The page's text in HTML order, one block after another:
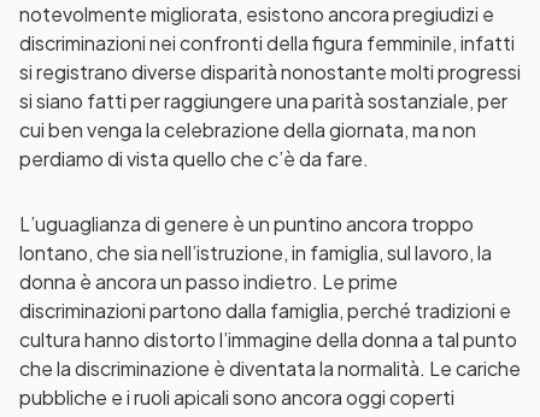
notevolmente migliorata, esistono ancora pregiudizi e
discriminazioni nei confronti della figura femminile, infatti
si registrano diverse disparità nonostante molti progressi
si siano fatti per raggiungere una parità sostanziale, per
cui ben venga la celebrazione della giornata, ma non
perdiamo di vista quello che c’è da fare.
L’uguaglianza di genere è un puntino ancora troppo
lontano, che sia nell’istruzione, in famiglia, sul lavoro, la
donna è ancora un passo indietro. Le prime
discriminazioni partono dalla famiglia, perché tradizioni e
cultura hanno distorto l’immagine della donna a tal punto
che la discriminazione è diventata la normalità. Le cariche
pubbliche e i ruoli apicali sono ancora oggi coperti